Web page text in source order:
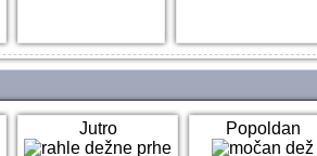
Jutro Popoldan